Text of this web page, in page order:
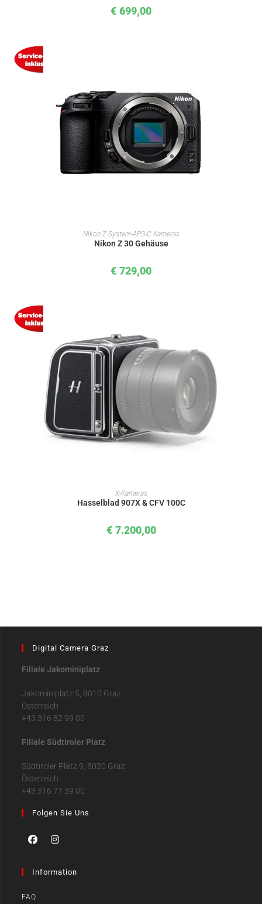
€ 699,00
IN DEN WARENKORB
Nikon Z System-APS-C Kameras
Nikon Z 30 Gehäuse
€ 729,00
IN DEN WARENKORB
X-Kameras
Hasselblad 907X & CFV 100C
€ 7.200,00
Digital Camera Graz
Filiale Jakominiplatz
Jakominiplatz 5, 8010 Graz
Österreich
+43 316 82 99 00
Filiale Südtiroler Platz
Südtiroler Platz 9, 8020 Graz
Österreich
+43 316 77 39 00
Folgen Sie Uns
Information
FAQ